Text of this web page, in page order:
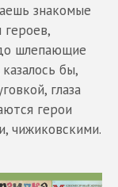
знакомые
шлепающие
бы,
глаза
герои
чижиковскими.